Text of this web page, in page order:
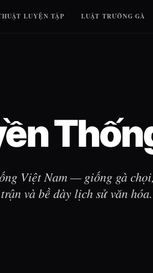
LUYỆN TẬP LUẬT TRƯỜNG GÀ
Việt Nam — giống gà chọi,
và bề dày lịch sử văn hóa.